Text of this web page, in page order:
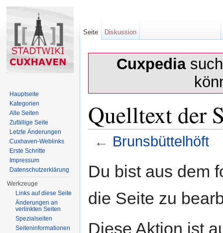
Cuxpedia
Quelltext der
← Brunsbüttelhöft
Du bist aus dem
die Seite zu
Diese Aktion ist
Seite Diskussion
Hauptseite
Kategorien
Alle Seiten
Zufällige Seite
Letzte Änderungen
Cuxhaven-Weblinks
Erste Schritte
Impressum
Datenschutzerklärung
Werkzeuge
Links auf diese Seite
Änderungen an
verlinkten Seiten
Spezialseiten
Seiten­informationen